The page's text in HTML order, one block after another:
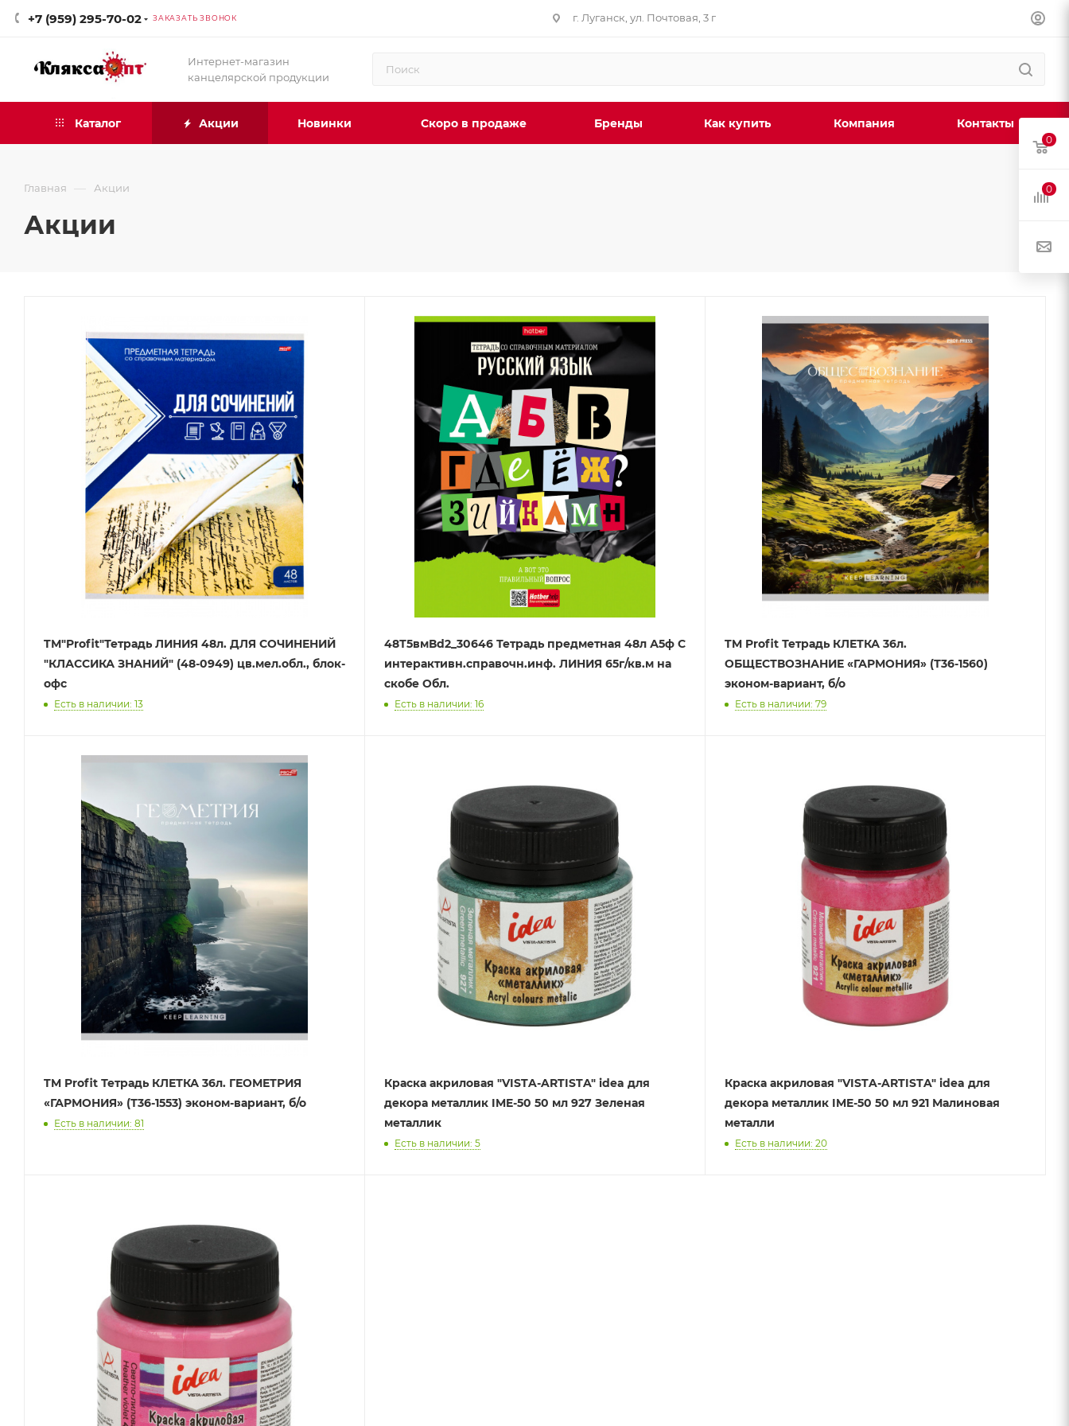
+7 (959) 295-70-02 ЗАКАЗАТЬ ЗВОНОК г. Луганск, ул. Почтовая, 3 г
Интернет-магазин
канцелярской продукции
Каталог Акции Новинки Скоро в продаже Бренды Как купить Компания Контакты
Главная — Акции
Акции
TМ"Profit"Тетрадь ЛИНИЯ 48л. ДЛЯ СОЧИНЕНИЙ
"КЛАССИКА ЗНАНИЙ" (48-0949) цв.мел.обл., блок-
офс
Есть в наличии: 13
48Т5вмВd2_30646 Тетрадь предметная 48л А5ф С
интерактивн.справочн.инф. ЛИНИЯ 65г/кв.м на
скобе Обл.
Есть в наличии: 16
TM Profit Тетрадь КЛЕТКА 36л.
ОБЩЕСТВОЗНАНИЕ «ГАРМОНИЯ» (Т36-1560)
эконом-вариант, б/о
Есть в наличии: 79
TM Profit Тетрадь КЛЕТКА 36л. ГЕОМЕТРИЯ
«ГАРМОНИЯ» (Т36-1553) эконом-вариант, б/о
Есть в наличии: 81
Краска акриловая "VISTA-ARTISTA" idea для
декора металлик IME-50 50 мл 927 Зеленая
металлик
Есть в наличии: 5
Краска акриловая "VISTA-ARTISTA" idea для
декора металлик IME-50 50 мл 921 Малиновая
металли
Есть в наличии: 20
0
0